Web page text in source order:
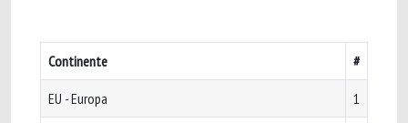
Continente #
EU - Europa 1